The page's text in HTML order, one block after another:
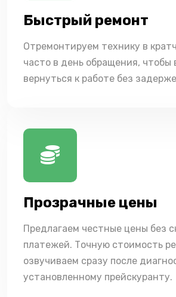
Быстрый ремонт
Отремонтируем технику в
часто в день обращения, чтобы
вернуться к работе без
Прозрачные цены
Предлагаем честные цены без
платежей. Точную стоимость
озвучиваем сразу после
установленному прейскуранту.